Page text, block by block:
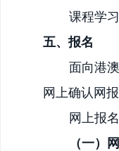
课程学
五、报名
面向港
网上确认网
网上报
（一）